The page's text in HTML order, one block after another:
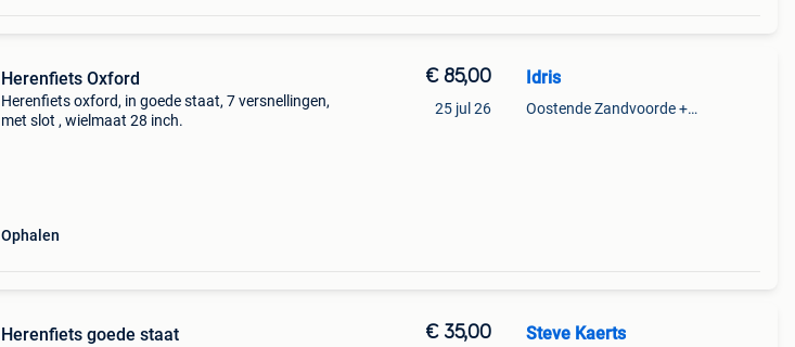
Herenfiets Oxford
Herenfiets oxford, in goede staat, 7 versnellingen,
met slot , wielmaat 28 inch.
Ophalen
€ 85,00
25 jul 26
Idris
Oostende Zandvoorde +Oostende
Herenfiets goede staat € 35,00 Steve Kaerts